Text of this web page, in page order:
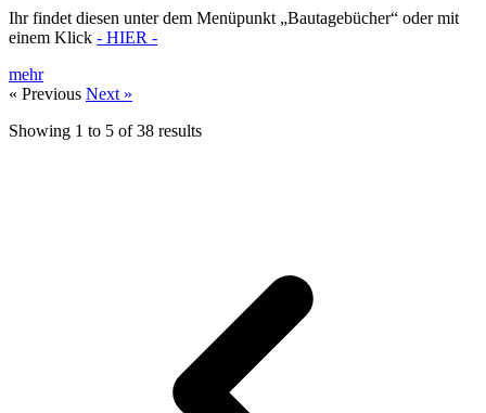
Ihr findet diesen unter dem Menüpunkt „Bautagebücher“ oder mit
einem Klick - HIER -
mehr
« Previous Next »
Showing 1 to 5 of38 results